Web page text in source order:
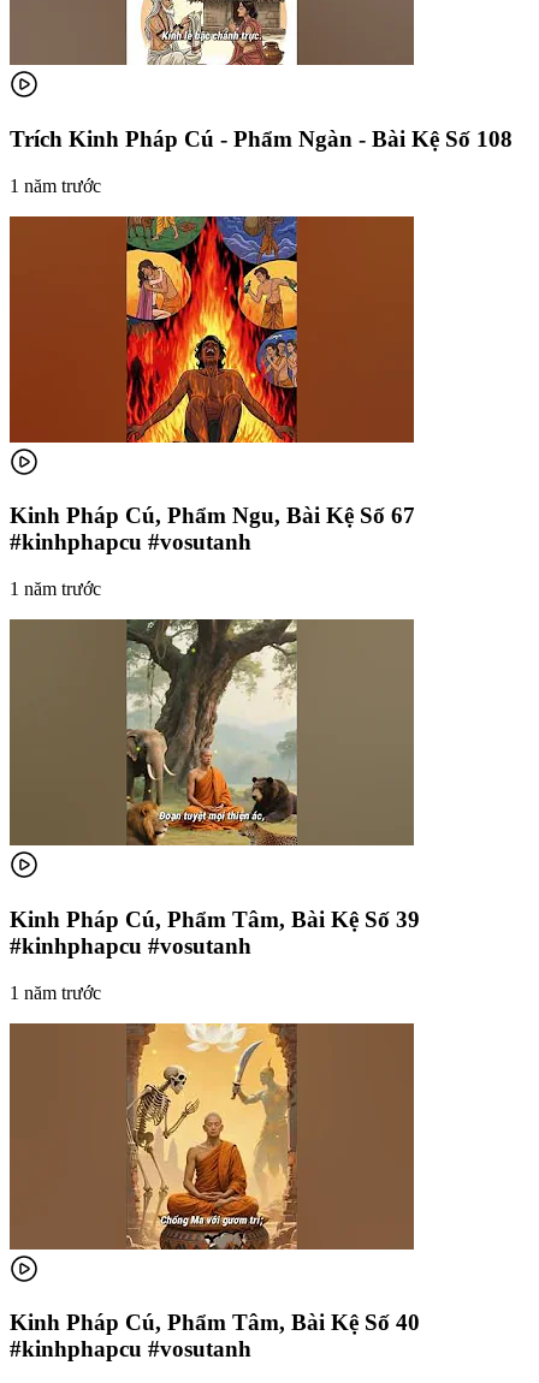
Trích Kinh Pháp Cú - Phẩm Ngàn - Bài Kệ Số 108
1 năm trước
Kinh Pháp Cú, Phẩm Ngu, Bài Kệ Số 67
#kinhphapcu #vosutanh
1 năm trước
Kinh Pháp Cú, Phẩm Tâm, Bài Kệ Số 39
#kinhphapcu #vosutanh
1 năm trước
Kinh Pháp Cú, Phẩm Tâm, Bài Kệ Số 40
#kinhphapcu #vosutanh